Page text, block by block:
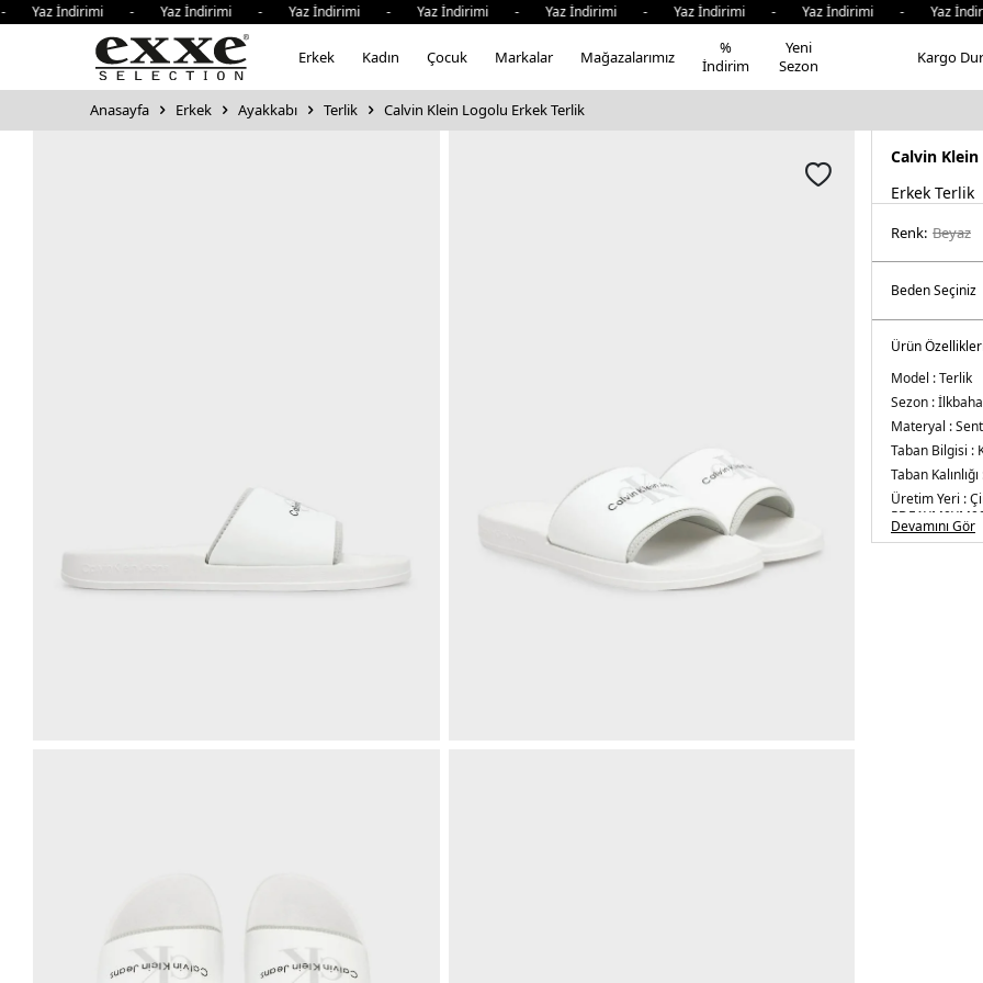
İndirimi - Yaz İndirimi - Yaz İndirimi - Yaz İndirimi - Yaz İndirimi - Yaz İndirimi - Yaz İndirimi - Yaz
Erkek Kadın Çocuk Markalar Mağazalarımız
%
İndirim
Yeni
Sezon
Kargo
Anasayfa Erkek Ayakkabı Terlik Calvin Klein Logolu Erkek Terlik
Calvin Klein
Erkek Terlik
Renk: beyaz
Ürün Özellikleri
Model :Terlik
Sezon :
Materyal :
Taban Bilgisi :
Taban Kalınlığı
Üretim Yeri :
Devamını Gör